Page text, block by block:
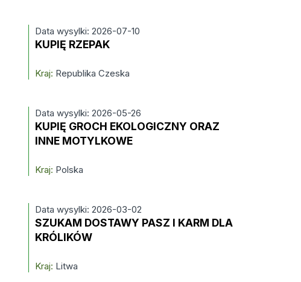
Data wysylki: 2026-07-10
KUPIĘ RZEPAK
Kraj: Republika Czeska
Data wysylki: 2026-05-26
KUPIĘ GROCH EKOLOGICZNY ORAZ
INNE MOTYLKOWE
Kraj: Polska
Data wysylki: 2026-03-02
SZUKAM DOSTAWY PASZ I KARM DLA
KRÓLIKÓW
Kraj: Litwa